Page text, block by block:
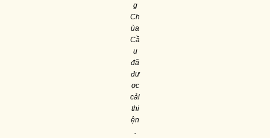
g
Ch
ùa
Cầ
u
đã
đư
ợc
cải
thi
ện
.